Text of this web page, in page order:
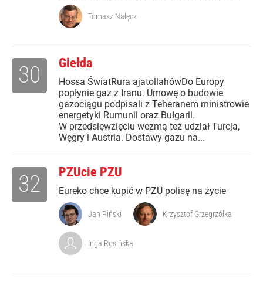
Tomasz Nałęcz
Giełda
Hossa ŚwiatRura ajatollahówDo Europy
popłynie gaz z Iranu. Umowę o budowie
gazociągu podpisali z Teheranem ministrowie
energetyki Rumunii oraz Bułgarii.
W przedsięwzięciu wezmą też udział Turcja,
Węgry i Austria. Dostawy gazu na...
30
PZUcie PZU
Eureko chce kupić w PZU polisę na życie
32
Jan Piński Krzysztof Grzegrzółka
Inga Rosińska